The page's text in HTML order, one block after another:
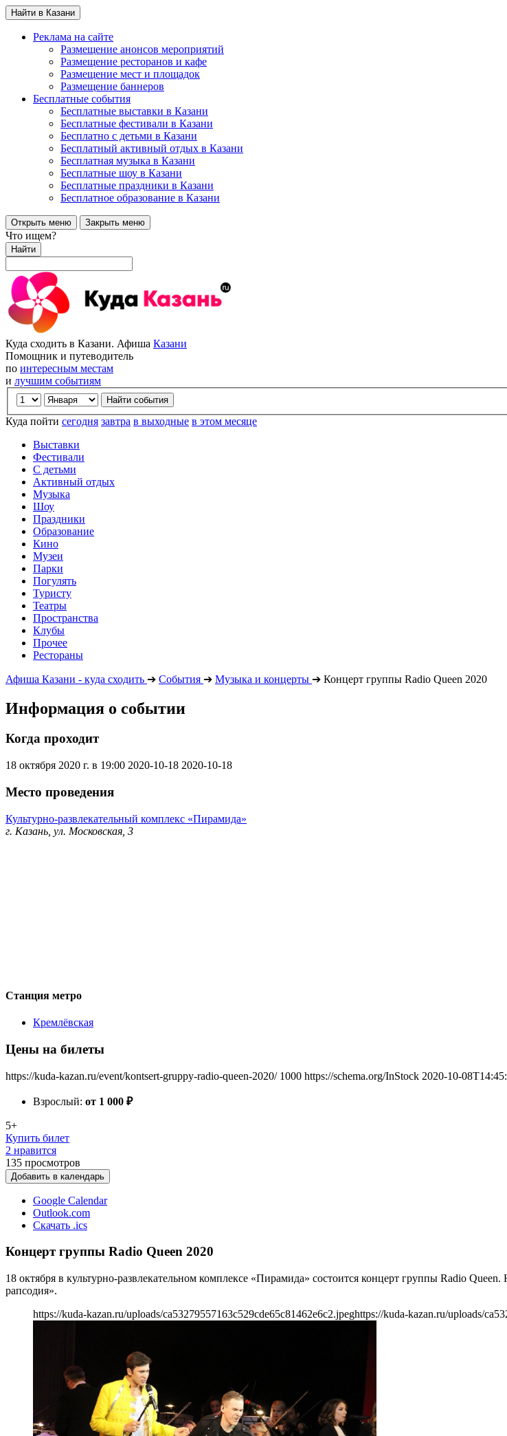
Найти в Казани
Реклама на сайте
Размещение анонсов мероприятий
Размещение ресторанов и кафе
Размещение мест и площадок
Размещение баннеров
Бесплатные события
Бесплатные выставки в Казани
Бесплатные фестивали в Казани
Бесплатно с детьми в Казани
Бесплатный активный отдых в Казани
Бесплатная музыка в Казани
Бесплатные шоу в Казани
Бесплатные праздники в Казани
Бесплатное образование в Казани
Открыть меню Закрыть меню
Что ищем?
Найти
Куда сходить в Казани. Афиша Казани
Помощник и путеводитель
по интересным местам
и лучшим событиям
Куда пойти сегодня завтра в выходные в этом месяце
Выставки
Фестивали
С детьми
Активный отдых
Музыка
Шоу
Праздники
Образование
Кино
Музеи
Парки
Погулять
Туристу
Театры
Пространства
Клубы
Прочее
Рестораны
Афиша Казани - куда сходить ➔ События ➔ Музыка и концерты ➔ Концерт группы Radio Queen 2020
Информация о событии
Когда проходит
18 октября 2020 г. в 19:00 2020-10-18 2020-10-18
Место проведения
Культурно-развлекательный комплекс «Пирамида»
г. Казань, ул. Московская, 3
Станция метро
Кремлёвская
Цены на билеты
https://kuda-kazan.ru/event/kontsert-gruppy-radio-queen-2020/ 1000 https://schema.org/InStock 2020-10-
Взрослый: от 1 000 ₽
5+
Купить билет
2 нравится
135 просмотров
Добавить в календарь
Google Calendar
Outlook.com
Скачать .ics
Концерт группы Radio Queen 2020
18 октября в культурно-развлекательном комплексе «Пирамида» состоится концерт группы Radio
рапсодия».
https://kuda-kazan.ru/uploads/ca53279557163c529cde65c81462e6c2.jpeghttps://kuda-kazan.ru/uploads/